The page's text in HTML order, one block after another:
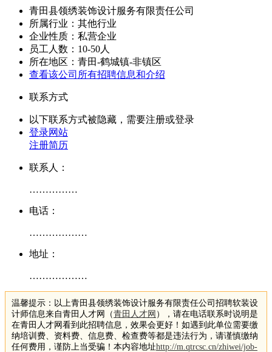
青田县领绣装饰设计服务有限责任公司
所属行业：其他行业
企业性质：私营企业
员工人数：10-50人
所在地区：青田-鹤城镇-非镇区
查看该公司所有招聘信息和介绍
联系方式
以下联系方式被隐藏，需要注册或登录
登录网站
注册简历
联系人：
……………
电话：
………………
地址：
………………
温馨提示：以上青田县领绣装饰设计服务有限责任公司招聘软装设
计师信息来自青田人才网（青田人才网 ），请在电话联系时说明是
在青田人才网看到此招聘信息，效果会更好！如遇到此单位需要缴
纳培训费、资料费、信息费、检查费等都是违法行为，请谨慎缴纳
任何费用，谨防上当受骗！本内容地址http://m.qtrcsc.cn/zhiwei/job-